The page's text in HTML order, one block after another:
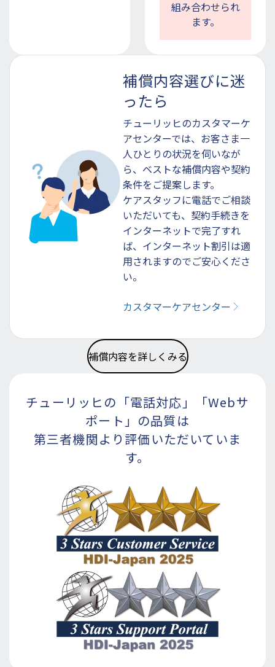
組み合わせられ
ます。
補償内容選びに迷
ったら
チューリッヒのカスタマーケ
アセンターでは、お客さま一
人ひとりの状況を伺いなが
ら、ベストな補償内容や契約
条件をご提案します。
ケアスタッフに電話でご相談
いただいても、契約手続きを
インターネットで完了すれ
ば、インターネット割引は適
用されますのでご安心くださ
い。
カスタマーケアセンター
補償内容を詳しくみる
チューリッヒの「電話対応」
「Webサ
ポート」の品質は
第三者機関より評価いただいていま
す。